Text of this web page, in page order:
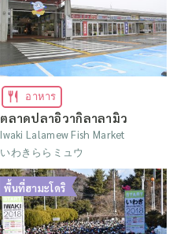
อาหาร
ตลาดปลาอิวากิลาลามิว
Iwaki Lalamew Fish Market
いわきららミュウ
พื้นที่ฮามะโดริ